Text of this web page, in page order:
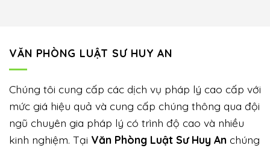
VĂN PHÒNG LUẬT SƯ HUY AN
Chúng tôi cung cấp các dịch vụ pháp lý cao cấp với
mức giá hiệu quả và cung cấp chúng thông qua đội
ngũ chuyên gia pháp lý có trình độ cao và nhiều
kinh nghiệm. Tại Văn Phòng Luật Sư Huy An chúng